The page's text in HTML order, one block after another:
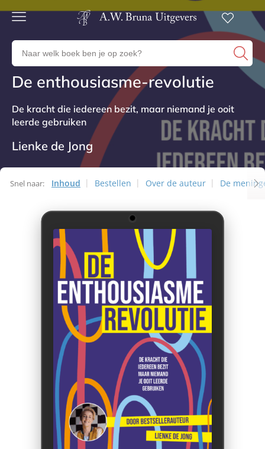
Gratis
23:00
besteld,
volgende
in huis
Veilig
Gratis
Zoeken
naar
auteurs
uitgevers
Non-fictie
De enthousiasme-revolutie
De kracht die iedereen bezit, maar niemand je ooit
leerde gebruiken
Lienke de Jong
Snel naar: Inhoud Bestellen Over de auteur De